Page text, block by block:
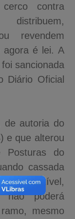
contra
revendem
agora é lei. A
sancionada
Diário Oficial
de autoria do
e que alterou
do
cassada
combustível,
não poderá
mesmo